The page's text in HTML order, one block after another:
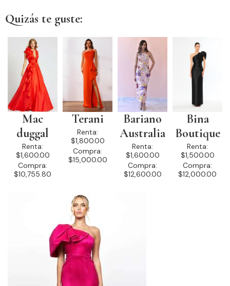
Quizás te guste:
Mac
duggal
Renta:
$1,600.00
Compra:
$10,755.80
Terani
Renta:
$1,800.00
Compra:
$15,000.00
Bariano
Australia
Renta:
$1,600.00
Compra:
$12,600.00
Bina
Boutique
Renta:
$1,500.00
Compra:
$12,000.00